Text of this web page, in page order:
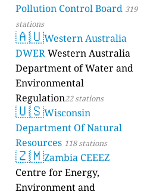
Pollution Control Board 319
stations
🇦🇺Western Australia
DWERWestern Australia
Department of Water and
Environmental
Regulation22 stations
🇺🇸Wisconsin
Department Of Natural
Resources 118 stations
🇿🇲Zambia CEEEZ
Centre for Energy,
Environment and